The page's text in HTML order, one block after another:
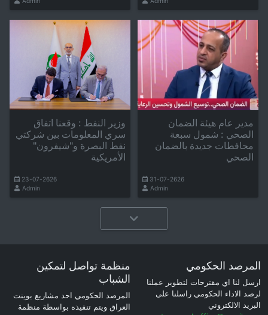
مدير عام هيئة الضمان
الصحي : شمول سبعة
محافطات جديدة بالضمان
الصحي
31-07-2626
Admin
وزير النفط : وقعنا اتفاق
سري المعلومات بين شركتي
نفط البصرة و"شيفرون"
الأمريكية
23-07-2626
Admin
المرصد الحكومي
ارسل لنا اي مقترحات لتطوير عملنا
لرصد الاداء الحكومي راسلنا على
البريد الالكتروني
منظمة تواصل لتمكين
الشباب
المرصد الحكومي احد مشاريع بوينت
العراق ويتم تنفيذه بواسطة منظمة